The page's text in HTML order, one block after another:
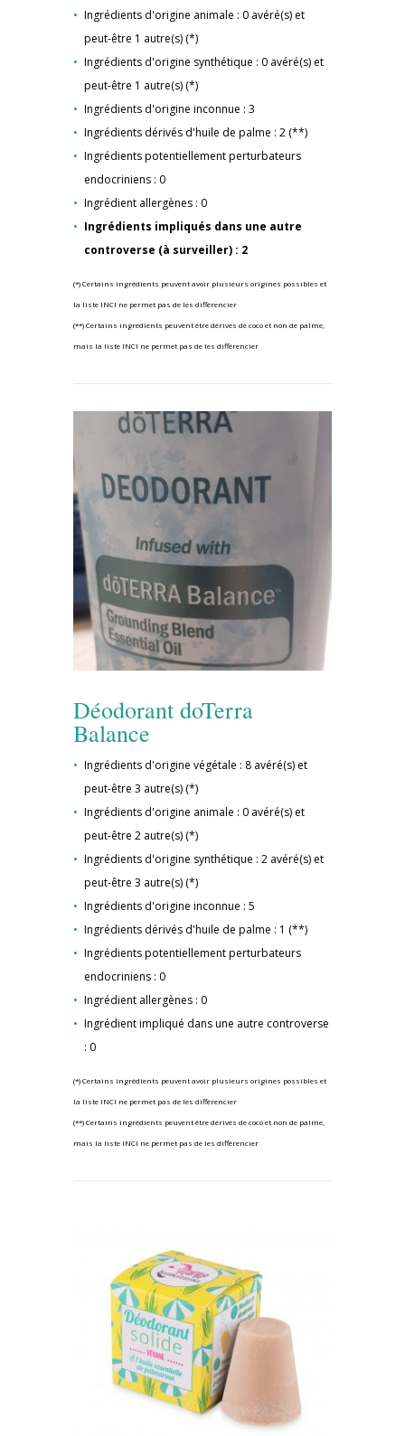
Ingrédients d'origine animale : 0 avéré(s) et
peut-être 1 autre(s) (*)
Ingrédients d'origine synthétique : 0 avéré(s) et
peut-être 1 autre(s) (*)
Ingrédients d'origine inconnue : 3
Ingrédients dérivés d'huile de palme : 2 (**)
Ingrédients potentiellement perturbateurs
endocriniens : 0
Ingrédient allergènes : 0
Ingrédients impliqués dans une autre
controverse (à surveiller) : 2
(*) Certains ingrédients peuvent avoir plusieurs origines possibles et
la liste INCI ne permet pas de les différencier
(**) Certains ingrédients peuvent être dérivés de coco et non de palme,
mais la liste INCI ne permet pas de les différencier
Déodorant doTerra
Balance
Ingrédients d'origine végétale : 8 avéré(s) et
peut-être 3 autre(s) (*)
Ingrédients d'origine animale : 0 avéré(s) et
peut-être 2 autre(s) (*)
Ingrédients d'origine synthétique : 2 avéré(s) et
peut-être 3 autre(s) (*)
Ingrédients d'origine inconnue : 5
Ingrédients dérivés d'huile de palme : 1 (**)
Ingrédients potentiellement perturbateurs
endocriniens : 0
Ingrédient allergènes : 0
Ingrédient impliqué dans une autre controverse
: 0
(*) Certains ingrédients peuvent avoir plusieurs origines possibles et
la liste INCI ne permet pas de les différencier
(**) Certains ingrédients peuvent être dérivés de coco et non de palme,
mais la liste INCI ne permet pas de les différencier